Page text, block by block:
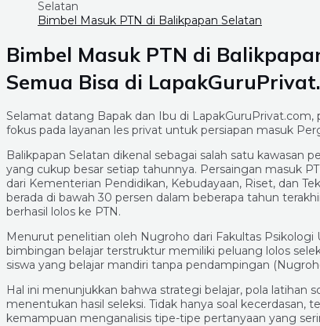
Bimbel Masuk PTN di Balikpapan Selatan
Bimbel Masuk PTN di
Semua Bisa di
Selamat datang Bapak dan Ibu di
fokus pada layanan les privat untuk persiapan masuk
Balikpapan Selatan dikenal sebagai salah satu kawasan
yang cukup besar setiap tahunnya. Persaingan masuk
dari Kementerian Pendidikan, Kebudayaan, Riset, dan
berada di bawah 30 persen dalam beberapa tahun
berhasil lolos ke PTN.
Menurut penelitian oleh Nugroho dari Fakultas
bimbingan belajar terstruktur memiliki peluang lolos
siswa yang belajar mandiri tanpa pendampingan
Hal ini menunjukkan bahwa strategi belajar, pola
menentukan hasil seleksi. Tidak hanya soal
kemampuan menganalisis tipe-tipe pertanyaan yang